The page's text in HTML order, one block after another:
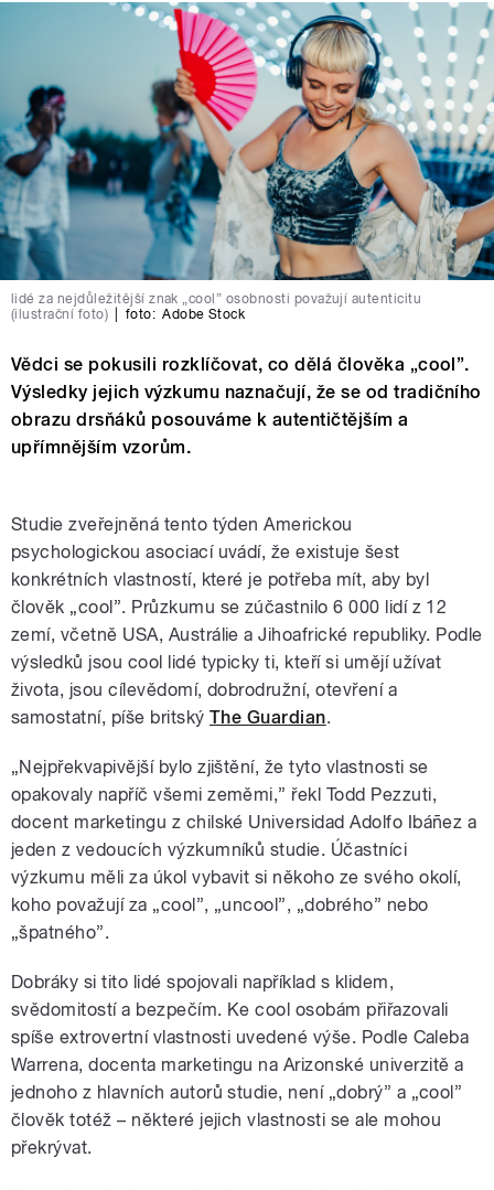
lidé za nejdůležitější znak „cool” osobnosti považují autenticitu
(ilustrační foto)
foto: Adobe Stock
Vědci se pokusili rozklíčovat, co dělá člověka „cool”.
Výsledky jejich výzkumu naznačují, že se od tradičního
obrazu drsňáků posouváme k autentičtějším a
upřímnějším vzorům.
Studie zveřejněná tento týden Americkou
psychologickou asociací uvádí, že existuje šest
konkrétních vlastností, které je potřeba mít, aby byl
člověk „cool”. Průzkumu se zúčastnilo 6 000 lidí z 12
zemí, včetně USA, Austrálie a Jihoafrické republiky. Podle
výsledků jsou cool lidé typicky ti, kteří si umějí užívat
života, jsou cílevědomí, dobrodružní, otevření a
samostatní, píše britský The Guardian.
„Nejpřekvapivější bylo zjištění, že tyto vlastnosti se
opakovaly napříč všemi zeměmi,” řekl Todd Pezzuti,
docent marketingu z chilské Universidad Adolfo Ibáñez a
jeden z vedoucích výzkumníků studie. Účastníci
výzkumu měli za úkol vybavit si někoho ze svého okolí,
koho považují za „cool”, „uncool”, „dobrého” nebo
„špatného”.
Dobráky si tito lidé spojovali například s klidem,
svědomitostí a bezpečím. Ke cool osobám přiřazovali
spíše extrovertní vlastnosti uvedené výše. Podle Caleba
Warrena, docenta marketingu na Arizonské univerzitě a
jednoho z hlavních autorů studie, není „dobrý” a „cool”
člověk totéž – některé jejich vlastnosti se ale mohou
překrývat.